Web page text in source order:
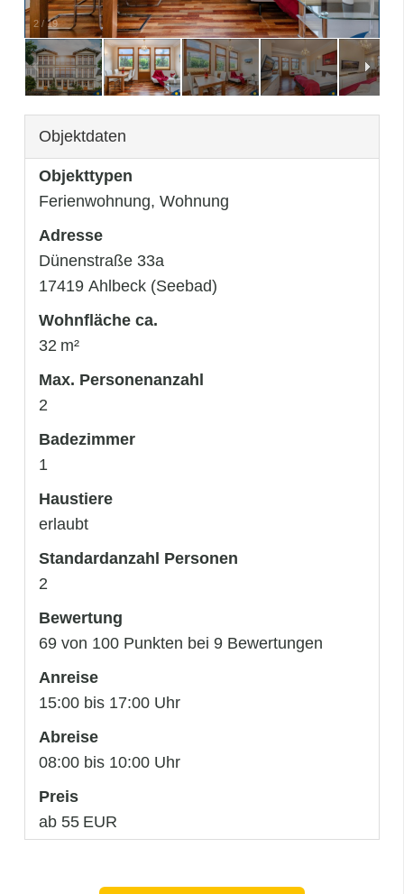
3 /19
Objektdaten
Objekttypen
Ferienwohnung, Wohnung
Adresse
Dünenstraße 33a
17419 Ahlbeck (Seebad)
Wohnfläche ca.
32 m²
Max. Personenanzahl
2
Badezimmer
1
Haustiere
erlaubt
Standardanzahl Personen
2
Bewertung
69 von 100 Punkten bei 9 Bewertungen
Anreise
15:00 bis 17:00 Uhr
Abreise
08:00 bis 10:00 Uhr
Preis
ab 55 EUR